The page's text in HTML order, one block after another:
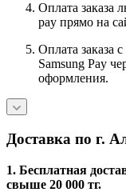
Оплата заказа
pay прямо на
Оплата заказа
Samsung Pay
оформления.
Доставка по г.
1. Бесплатная
свыше 20 000 тг.